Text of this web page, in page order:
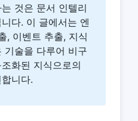
것은 문서 인텔리
다. 이 글에서는 엔
, 이벤트 추출, 지식
기술을 다루어 비구
화된 지식으로의
니다.